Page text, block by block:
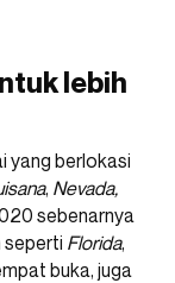
lebih
yang berlokasi
, Nevada,
sebenarnya
seperti Florida,
buka, juga